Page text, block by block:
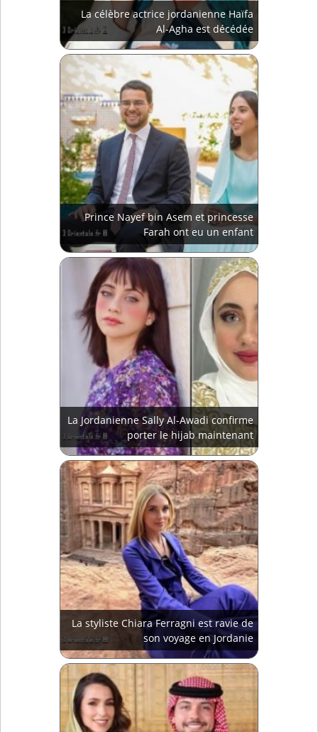
La célèbre actrice jordanienne Haïfa
Al-Agha est décédée
Prince Nayef bin Asem et princesse
Farah ont eu un enfant
La Jordanienne Sally Al-Awadi confirme
porter le hijab maintenant
La styliste Chiara Ferragni est ravie de
son voyage en Jordanie